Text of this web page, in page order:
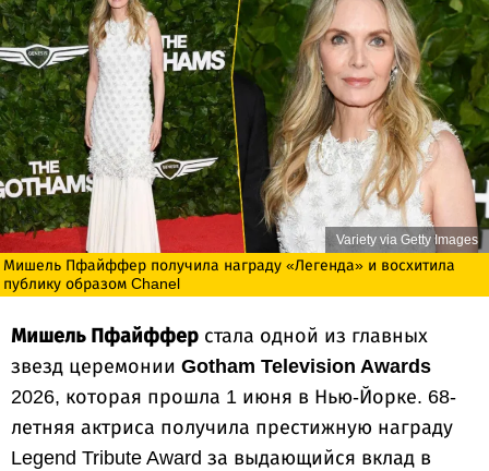
Variety via Getty Images
Мишель Пфайффер получила награду «Легенда» и восхитила
публику образом Chanel
Мишель Пфайффер стала одной из главных
звезд церемонии Gotham Television Awards
2026, которая прошла 1 июня в Нью-Йорке. 68-
летняя актриса получила престижную награду
Legend Tribute Award за выдающийся вклад в